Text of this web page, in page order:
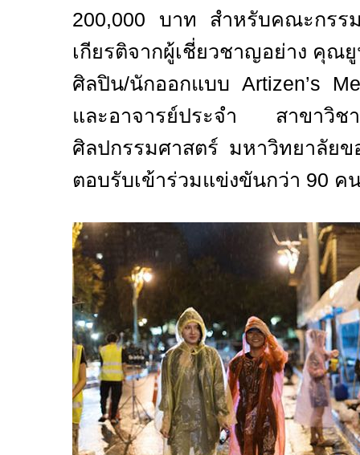
200,000 บาท สำหรับคณะกรร
เกียรติจากผู้เชี่ยวชาญอย่าง คุณ
ศิลปิน/นักออกแบบ Artizen’s
และอาจารย์ประจำ สาขาวิ
ศิลปกรรมศาสตร์ มหาวิทยาลัย
ตอบรับเข้าร่วมแข่งขันกว่า 90 ค